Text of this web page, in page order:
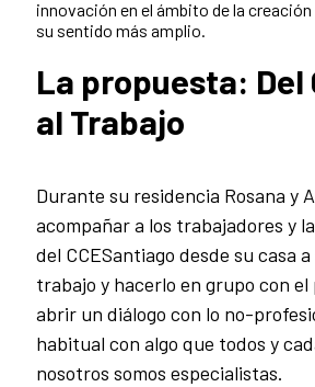
innovación en el ámbito de la
su sentido más amplio.
La propuesta: Del
al Trabajo
Durante su residencia Rosana y
acompañar a los trabajadores y
del CCESantiago desde su casa
trabajo y hacerlo en grupo con
abrir un diálogo con lo no-
habitual con algo que todos y
nosotros somos especialistas.